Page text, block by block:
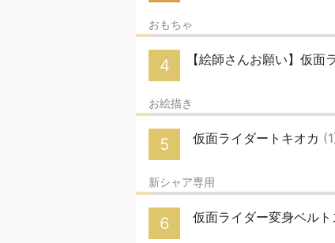
おもちゃ
4 【絵師さんお願い】仮
お絵描き
5 仮面ライダートキオカ
新シャア専用
6 仮面ライダー変身ベルト